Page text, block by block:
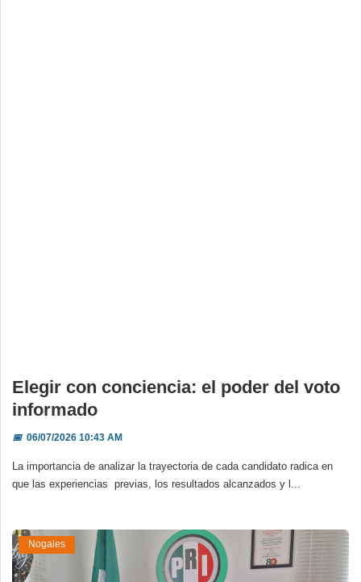
Elegir con conciencia: el poder del voto
informado
📅06/07/2026 10:43 AM
La importancia de analizar la trayectoria de cada candidato radica en
que las experiencias previas, los resultados alcanzados y l...
Nogales